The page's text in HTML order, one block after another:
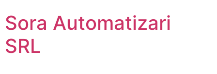
conținut
Sora Automatizari
SRL